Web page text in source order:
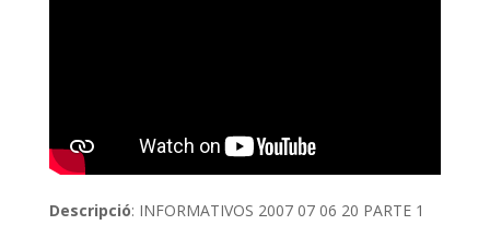
Descripció: INFORMATIVOS 2007 07 06 20 PARTE 1